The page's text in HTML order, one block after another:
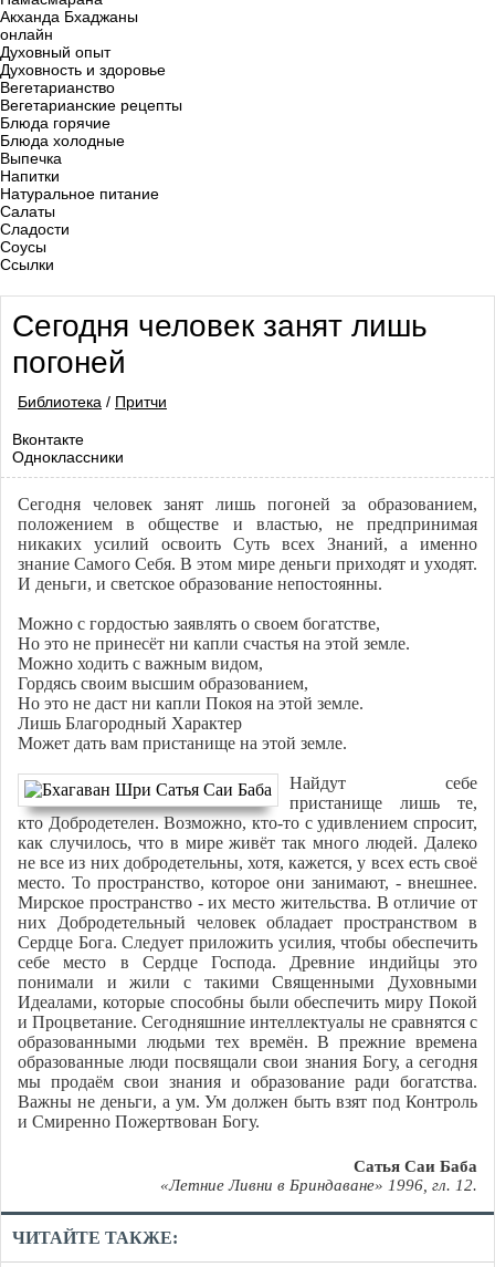
Акханда Бхаджаны
онлайн
Духовный опыт
Духовность и здоровье
Вегетарианство
Вегетарианские рецепты
Блюда горячие
Блюда холодные
Выпечка
Напитки
Натуральное питание
Салаты
Сладости
Соусы
Ссылки
Сегодня человек занят лишь
погоней
Библиотека / Притчи
Вконтакте
Одноклассники
Сегодня человек занят лишь погоней за образованием,
положением в обществе и властью, не предпринимая
никаких усилий освоить Суть всех Знаний, а именно
знание Самого Себя. В этом мире деньги приходят и уходят.
И деньги, и светское образование непостоянны.
Можно с гордостью заявлять о своем богатстве,
Но это не принесёт ни капли счастья на этой земле.
Можно ходить с важным видом,
Гордясь своим высшим образованием,
Но это не даст ни капли Покоя на этой земле.
Лишь Благородный Характер
Может дать вам пристанище на этой земле.
Найдут себе
пристанище лишь те,
кто Добродетелен. Возможно, кто-то с удивлением спросит,
как случилось, что в мире живёт так много людей. Далеко
не все из них добродетельны, хотя, кажется, у всех есть своё
место. То пространство, которое они занимают, - внешнее.
Мирское пространство - их место жительства. В отличие от
них Добродетельный человек обладает пространством в
Сердце Бога. Следует приложить усилия, чтобы обеспечить
себе место в Сердце Господа. Древние индийцы это
понимали и жили с такими Священными Духовными
Идеалами, которые способны были обеспечить миру Покой
и Процветание. Сегодняшние интеллектуалы не сравнятся с
образованными людьми тех времён. В прежние времена
образованные люди посвящали свои знания Богу, а сегодня
мы продаём свои знания и образование ради богатства.
Важны не деньги, а ум. Ум должен быть взят под Контроль
и Смиренно Пожертвован Богу.
Сатья Саи Баба
«Летние Ливни в Бриндаване» 1996, гл. 12.
ЧИТАЙТЕ ТАКЖЕ: